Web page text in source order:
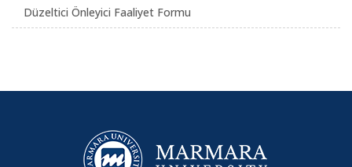
Düzeltici Önleyici Faaliyet Formu